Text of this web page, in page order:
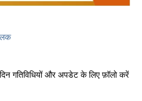
गतिविधियों और अपडेट के लिए फ़ॉलो करें